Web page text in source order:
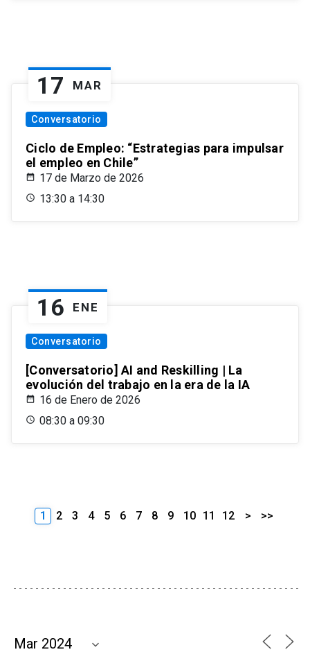
17 MAR
Conversatorio
Ciclo de Empleo: “Estrategias para impulsar
el empleo en Chile”
17 de Marzo de 2026
13:30 a 14:30
16 ENE
Conversatorio
[Conversatorio] AI and Reskilling | La
evolución del trabajo en la era de la IA
16 de Enero de 2026
08:30 a 09:30
1 2 3 4 5 6 7 8 9 10 11 12 > >>